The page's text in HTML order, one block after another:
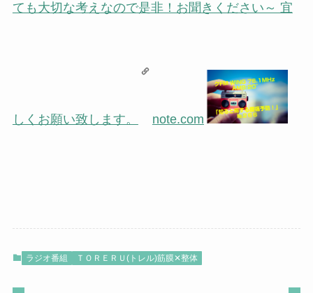
ても大切な考えなので是非！お聞きください～ 宜
しくお願い致します。 note.com
ラジオ番組 ＴＯＲＥＲＵ(トレル)筋膜✕整体